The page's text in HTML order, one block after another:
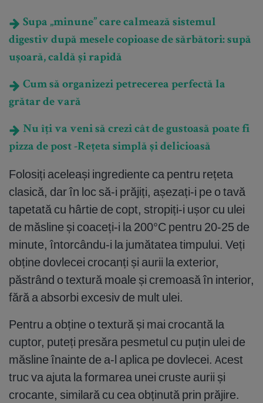
Supa „minune” care calmează sistemul
digestiv după mesele copioase de sărbători: supă
ușoară, caldă și rapidă
Cum să organizezi petrecerea perfectă la
grătar de vară
Nu îți va veni să crezi cât de gustoasă poate fi
pizza de post -Rețeta simplă și delicioasă
Folosiți aceleași ingrediente ca pentru rețeta
clasică, dar în loc să-i prăjiți, așezați-i pe o tavă
tapetată cu hârtie de copt, stropiți-i ușor cu ulei
de măsline și coaceți-i la 200°C pentru 20-25 de
minute, întorcându-i la jumătatea timpului. Veți
obține dovlecei crocanți și aurii la exterior,
păstrând o textură moale și cremoasă în interior,
fără a absorbi excesiv de mult ulei.
Pentru a obține o textură și mai crocantă la
cuptor, puteți presăra pesmetul cu puțin ulei de
măsline înainte de a-l aplica pe dovlecei. Acest
truc va ajuta la formarea unei cruste aurii și
crocante, similară cu cea obținută prin prăjire.